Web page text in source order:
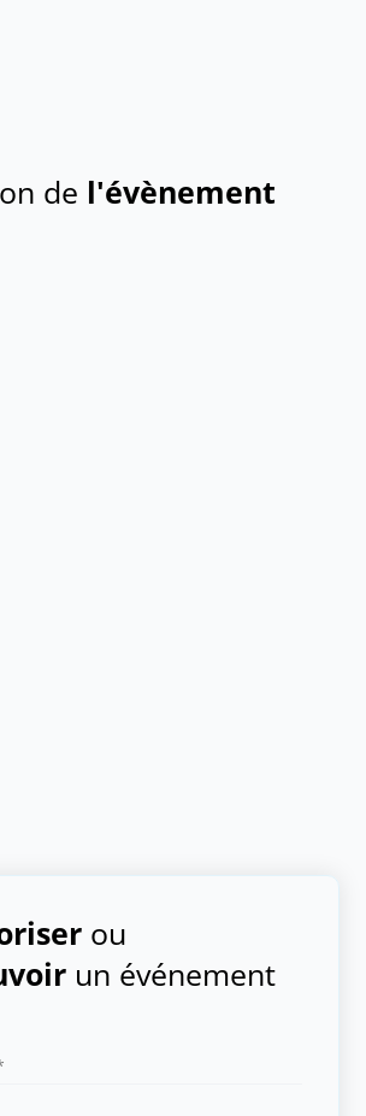
de l'évènement
ou
un événement